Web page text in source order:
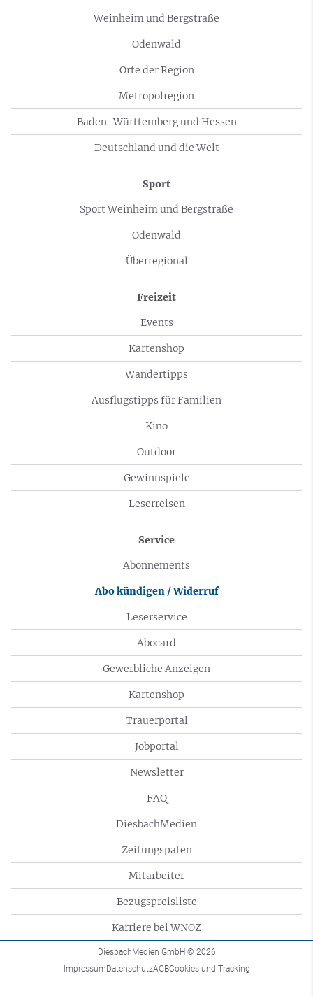
Weinheim und Bergstraße
Odenwald
Orte der Region
Metropolregion
Baden-Württemberg und Hessen
Deutschland und die Welt
Sport
Sport Weinheim und Bergstraße
Odenwald
Überregional
Freizeit
Events
Kartenshop
Wandertipps
Ausflugstipps für Familien
Kino
Outdoor
Gewinnspiele
Leserreisen
Service
Abonnements
Abo kündigen / Widerruf
Leserservice
Abocard
Gewerbliche Anzeigen
Kartenshop
Trauerportal
Jobportal
Newsletter
FAQ
DiesbachMedien
Zeitungspaten
Mitarbeiter
Bezugspreisliste
Karriere bei WNOZ
DiesbachMedien GmbH © 2026
ImpressumDatenschutzAGBCookies und Tracking